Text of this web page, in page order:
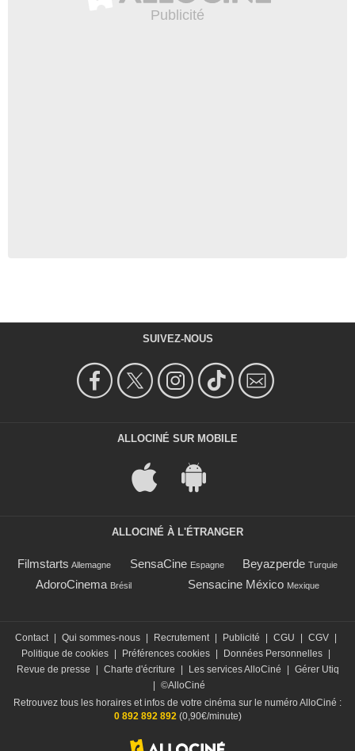
SUIVEZ-NOUS
ALLOCINÉ SUR MOBILE
ALLOCINÉ À L'ÉTRANGER
Filmstarts Allemagne SensaCine Espagne Beyazperde Turquie
AdoroCinema Brésil Sensacine México Mexique
Contact Qui sommes-nous Recrutement Publicité CGU CGV
Politique de cookies
Préférences cookies Données Personnelles
Revue de presse
Charte d'écriture Les services AlloCiné
Gérer Utiq
©AlloCiné
Retrouvez tous les horaires et infos de votre cinéma sur le numéro AlloCiné :
0 892 892 892(0,90€/minute)